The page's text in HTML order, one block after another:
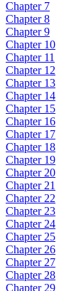
Chapter 7
Chapter 8
Chapter 9
Chapter 10
Chapter 11
Chapter 12
Chapter 13
Chapter 14
Chapter 15
Chapter 16
Chapter 17
Chapter 18
Chapter 19
Chapter 20
Chapter 21
Chapter 22
Chapter 23
Chapter 24
Chapter 25
Chapter 26
Chapter 27
Chapter 28
Chapter 29